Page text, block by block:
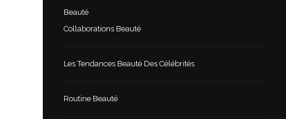
Beauté
Collaborations Beauté
Les Tendances Beauté Des Célébrités
Routine Beauté